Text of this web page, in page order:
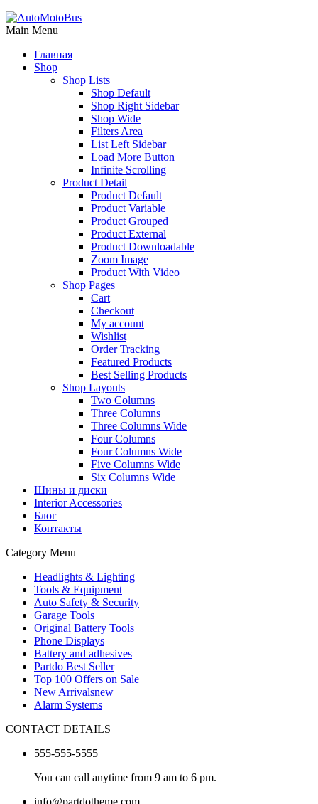
Main Menu
Главная
Shop
Shop Lists
Shop Default
Shop Right Sidebar
Shop Wide
Filters Area
List Left Sidebar
Load More Button
Infinite Scrolling
Product Detail
Product Default
Product Variable
Product Grouped
Product External
Product Downloadable
Zoom Image
Product With Video
Shop Pages
Cart
Checkout
My account
Wishlist
Order Tracking
Featured Products
Best Selling Products
Shop Layouts
Two Columns
Three Columns
Three Columns Wide
Four Columns
Four Columns Wide
Five Columns Wide
Six Columns Wide
Шины и диски
Interior Accessories
Блог
Контакты
Category Menu
Headlights & Lighting
Tools & Equipment
Auto Safety & Security
Garage Tools
Original Battery Tools
Phone Displays
Battery and adhesives
Partdo Best Seller
Top 100 Offers on Sale
New Arrivalsnew
Alarm Systems
CONTACT DETAILS
555-555-5555
You can call anytime from 9 am to 6 pm.
info@partdotheme.com